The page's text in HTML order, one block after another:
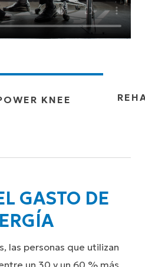
KNEE
GASTO DE
las personas que utilizan
un 30 y un 60 % más